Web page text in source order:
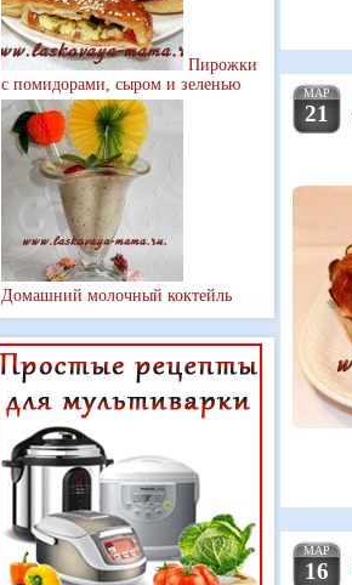
Пирожки
с помидорами, сыром и зеленью
Домашний молочный коктейль
МАР
21
МАР
16